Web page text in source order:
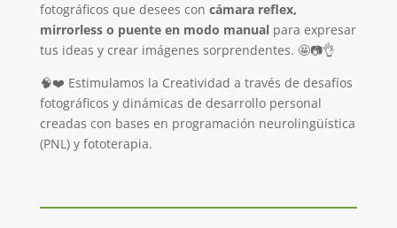
fotográficos que desees con cámara reflex,
mirrorless o puente en modo manualpara expresar
tus ideas y crear imágenes sorprendentes. 🤩📷👌
🧠❤️ Estimulamos la Creatividad a través de desafíos
fotográficos y dinámicas de desarrollo personal
creadas con bases en programación neurolingüística
(PNL) y fototerapia.